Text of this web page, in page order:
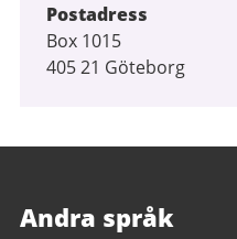
Postadress
Box 1015
405 21 Göteborg
Andra språk